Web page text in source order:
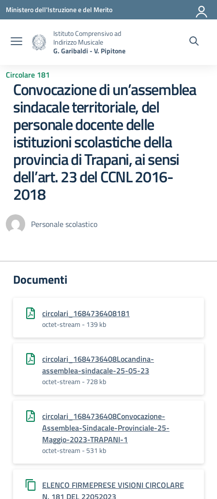
Vai ai contenuti
Vai al menu di navigazione
Vai al footer
Ministero dell'Istruzione e del Merito
Istituto Comprensivo ad
Indirizzo Musicale
G. Garibaldi - V. Pipitone
Circolare 181
Convocazione di un’assemblea
sindacale territoriale, del
personale docente delle
istituzioni scolastiche della
provincia di Trapani, ai sensi
dell’art. 23 del CCNL 2016-
2018
Personale scolastico
Documenti
circolari_1684736408181
octet-stream - 139 kb
circolari_1684736408Locandina-
assemblea-sindacale-25-05-23
octet-stream - 728 kb
circolari_1684736408Convocazione-
Assemblea-Sindacale-Provinciale-25-
Maggio-2023-TRAPANI-1
octet-stream - 531 kb
ELENCO FIRMEPRESE VISIONI CIRCOLARE
N. 181 DEL 22052023